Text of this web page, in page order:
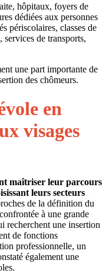
hôpitaux, foyers de
dédiées aux personnes
périscolaires, classes de
de transports,
une part importante de
des chômeurs.
en
visages
maîtriser leur parcours
leurs secteurs
de la définition du
à une grande
recherchent une insertion
de fonctions
professionnelle, un
également une